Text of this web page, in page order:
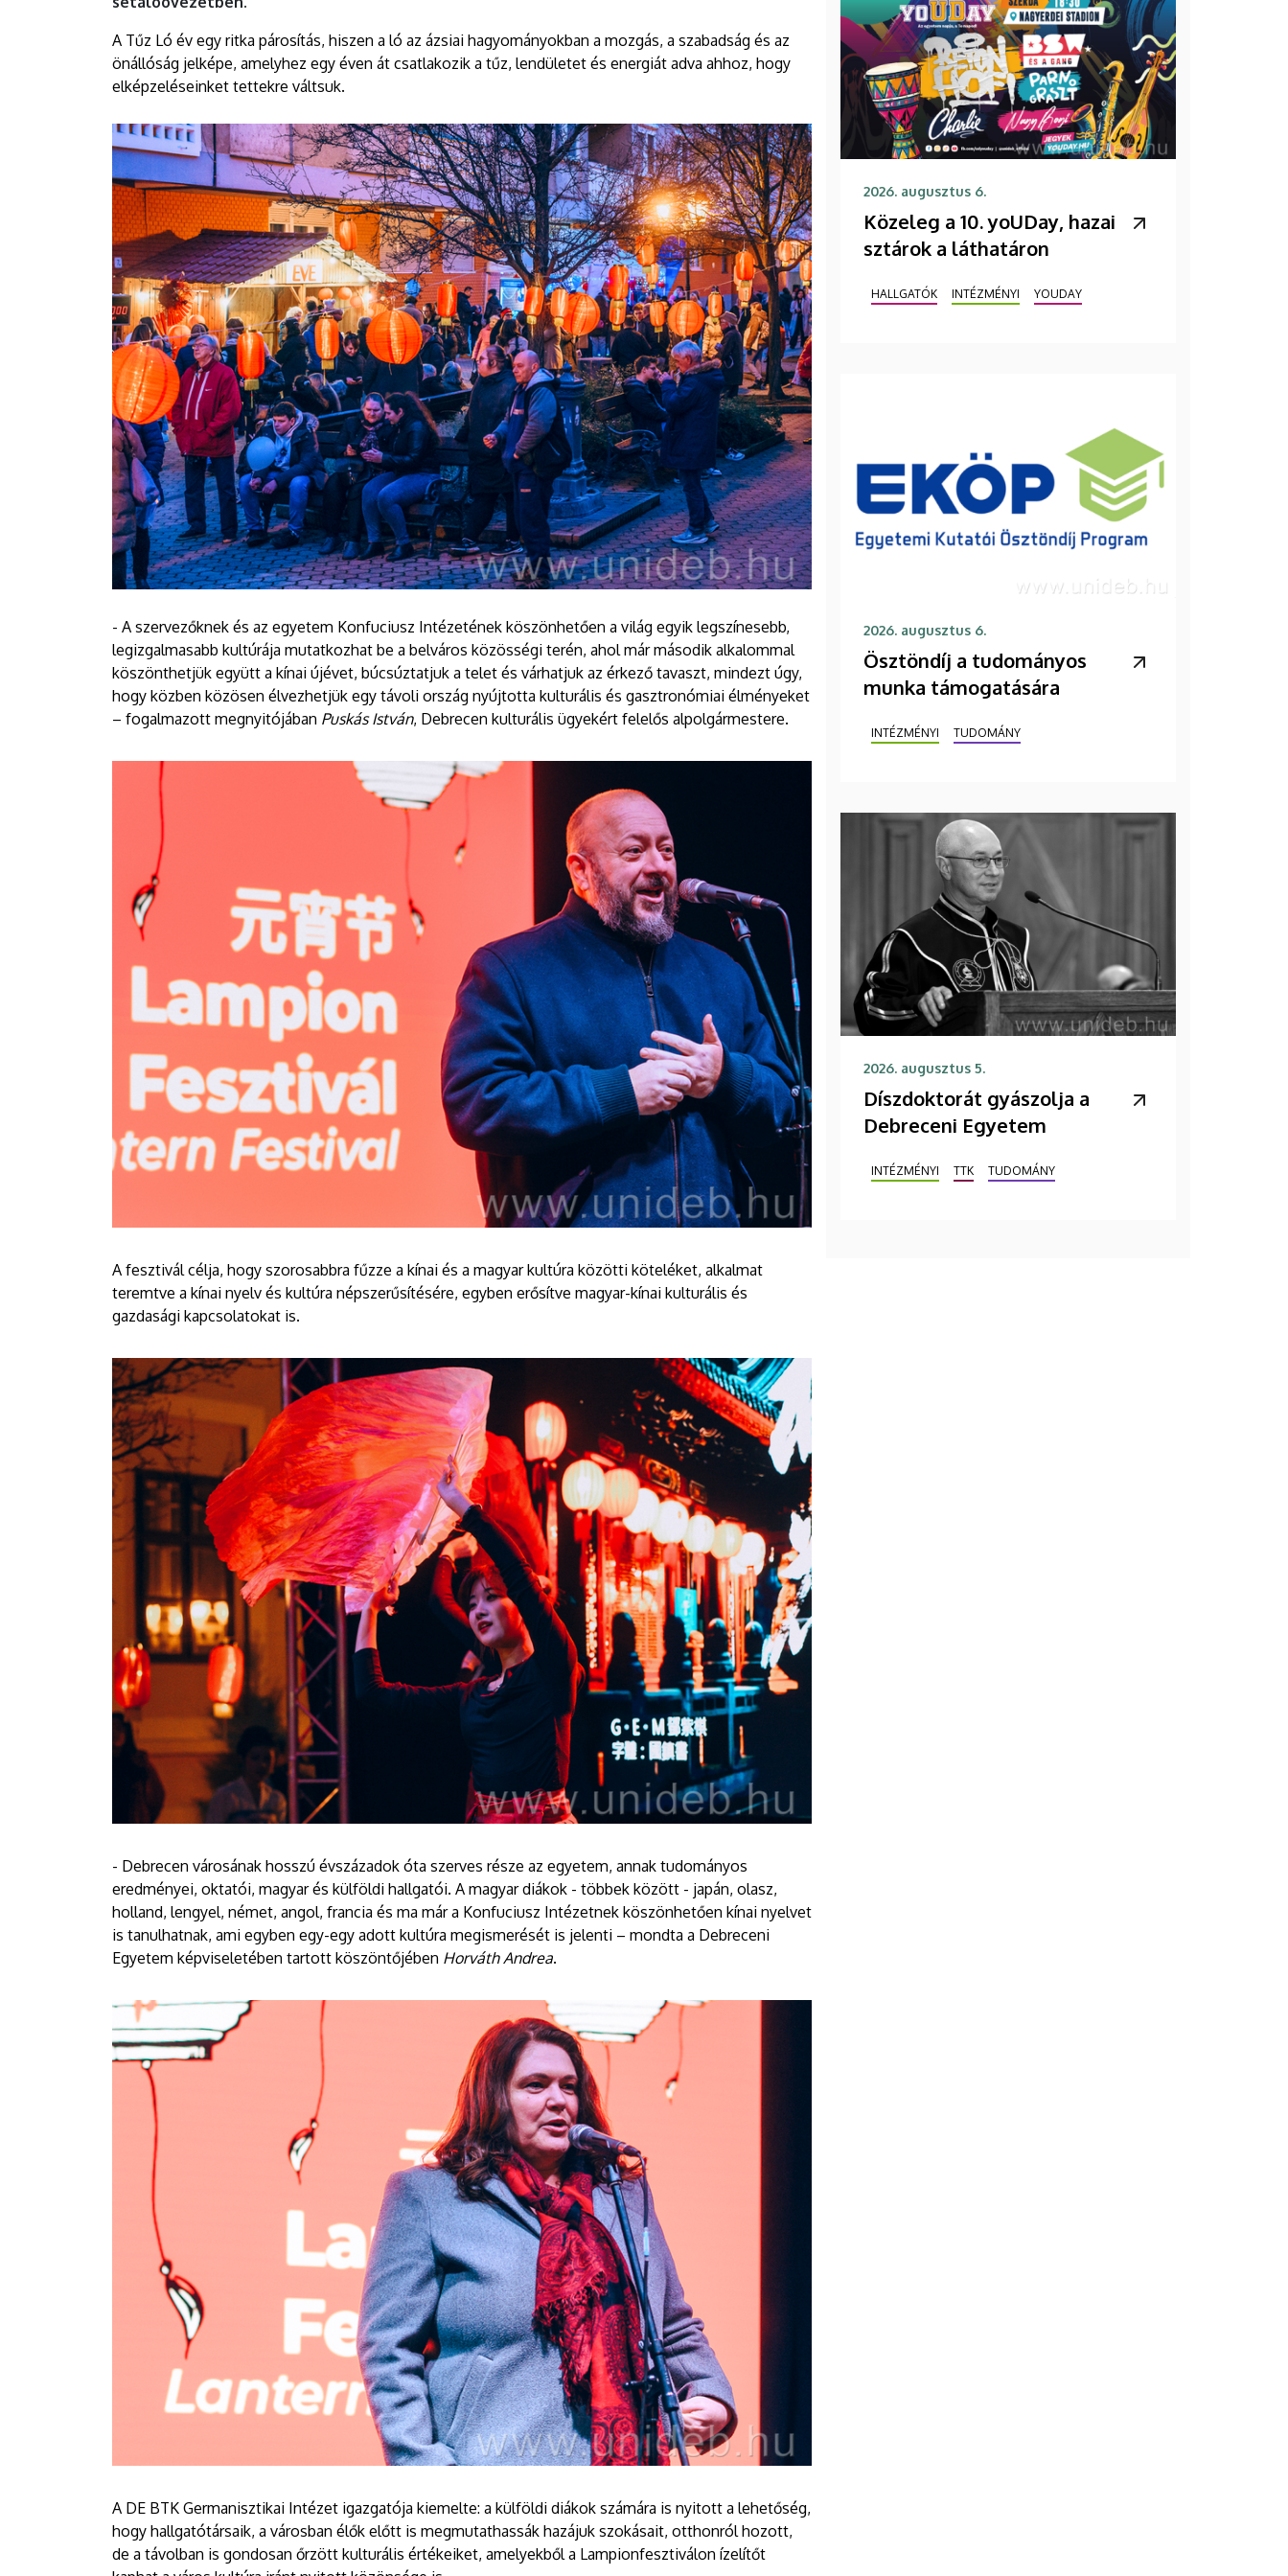
A Tűz Ló év egy ritka párosítás, hiszen a ló az ázsiai hagyományokban a mozgás, a szabadság és az
önállóság jelképe, amelyhez egy éven át csatlakozik a tűz, lendületet és energiát adva ahhoz, hogy
elképzeléseinket tettekre váltsuk.
- A szervezőknek és az egyetem Konfuciusz Intézetének köszönhetően a világ egyik legszínesebb,
legizgalmasabb kultúrája mutatkozhat be a belváros közösségi terén, ahol már második alkalommal
köszönthetjük együtt a kínai újévet, búcsúztatjuk a telet és várhatjuk az érkező tavaszt, mindezt úgy,
hogy közben közösen élvezhetjük egy távoli ország nyújtotta kulturális és gasztronómiai élményeket
– fogalmazott megnyitójában Puskás István, Debrecen kulturális ügyekért felelős alpolgármestere.
A fesztivál célja, hogy szorosabbra fűzze a kínai és a magyar kultúra közötti köteléket, alkalmat
teremtve a kínai nyelv és kultúra népszerűsítésére, egyben erősítve magyar-kínai kulturális és
gazdasági kapcsolatokat is.
- Debrecen városának hosszú évszázadok óta szerves része az egyetem, annak tudományos
eredményei, oktatói, magyar és külföldi hallgatói. A magyar diákok - többek között - japán, olasz,
holland, lengyel, német, angol, francia és ma már a Konfuciusz Intézetnek köszönhetően kínai nyelvet
is tanulhatnak, ami egyben egy-egy adott kultúra megismerését is jelenti – mondta a Debreceni
Egyetem képviseletében tartott köszöntőjében Horváth Andrea.
A DE BTK Germanisztikai Intézet igazgatója kiemelte: a külföldi diákok számára is nyitott a lehetőség,
hogy hallgatótársaik, a városban élők előtt is megmutathassák hazájuk szokásait, otthonról hozott,
de a távolban is gondosan őrzött kulturális értékeiket, amelyekből a Lampionfesztiválon ízelítőt
2026. augusztus 6.
Közeleg a 10. yoUDay, hazai
sztárok a láthatáron
HALLGATÓK INTÉZMÉNYI YOUDAY
2026. augusztus 6.
Ösztöndíj a tudományos
munka támogatására
INTÉZMÉNYI TUDOMÁNY
2026. augusztus 5.
Díszdoktorát gyászolja a
Debreceni Egyetem
INTÉZMÉNYI TTK TUDOMÁNY